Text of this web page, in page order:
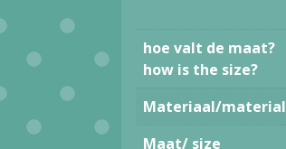
hoe valt de maat?
how is the size?
Materiaal/material
Maat/ size